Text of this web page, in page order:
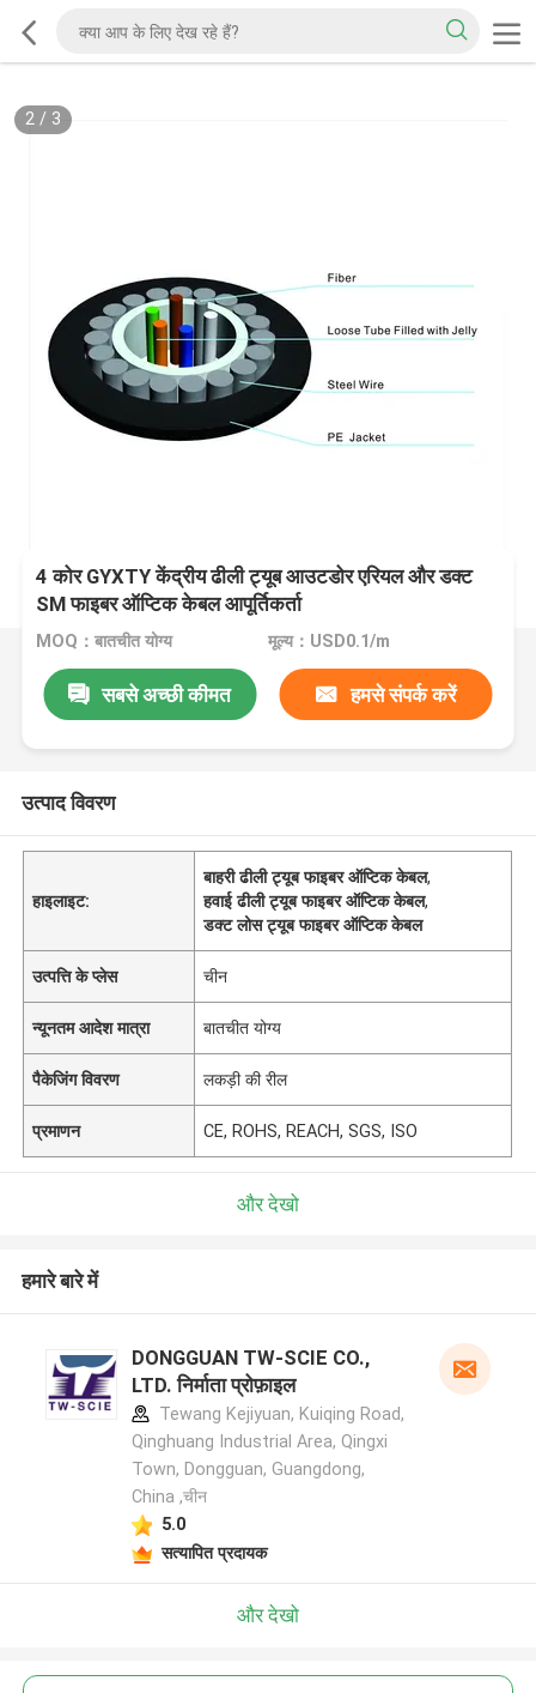
2/ 3
4 कोर GYXTY केंद्रीय ढीली ट्यूब आउटडोर एरियल और डक्ट
SM फाइबर ऑप्टिक केबल आपूर्तिकर्ता
MOQ：बातचीत योग्य मूल्य：USD0.1/m
सबसे अच्छी कीमत हमसे संपर्क करें
उत्पाद विवरण
हाइलाइट:
बाहरी ढीली ट्यूब फाइबर ऑप्टिक केबल,
हवाई ढीली ट्यूब फाइबर ऑप्टिक केबल,
डक्ट लोस ट्यूब फाइबर ऑप्टिक केबल
उत्पत्ति के प्लेस चीन
न्यूनतम आदेश मात्रा बातचीत योग्य
पैकेजिंग विवरण लकड़ी की रील
प्रमाणन CE, ROHS, REACH, SGS, ISO
और देखो
हमारे बारे में
DONGGUAN TW-SCIE CO.,
LTD. निर्माता प्रोफ़ाइल
Tewang Kejiyuan, Kuiqing Road,
Qinghuang Industrial Area, Qingxi
Town, Dongguan, Guangdong,
China ,चीन
5.0
सत्यापित प्रदायक
और देखो